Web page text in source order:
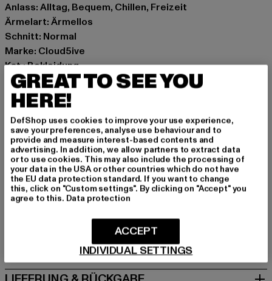
Anlass: Alltag, Bequem, Chillen, Freizeit
Ärmelart: Ärmellos
Schnitt: Normal
Marke: Cloud5ive
Kat.: Bekleidung
Farbe: schwarz
Hersteller Farbe: black
Materialzusammensetzung: 100% Polyester
Art.Nr: CL6905-00007
Hersteller: Styleboom Textilhandels GmbH & Co. KG |
info@77onlineshop.eu
Am Kapellhof 22 | 47608 Geldern | DE
GRÖSSE & PASSFORM
PFLEGEHINWEISE
GREAT TO SEE YOU
HERE!
DefShop uses cookies to improve your use experience,
save your preferences, analyse use behaviour and to
provide and measure interest-based contents and
advertising. In addition, we allow partners to extract data
or to use cookies. This may also include the processing of
your data in the USA or other countries which do not have
the EU data protection standard. If you want to change
this, click on "Custom settings". By clicking on "Accept" you
agree to this. Data protection
INDIVIDUAL SETTINGS
ACCEPT